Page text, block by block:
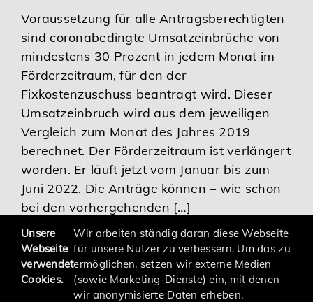
Karriere
Services
Voraussetzung für alle Antragsberechtigten
sind coronabedingte Umsatzeinbrüche von
mindestens 30 Prozent in jedem Monat im
Förderzeitraum, für den der
Fixkostenzuschuss beantragt wird. Dieser
Umsatzeinbruch wird aus dem jeweiligen
Vergleich zum Monat des Jahres 2019
berechnet. Der Förderzeitraum ist verlängert
worden. Er läuft jetzt vom Januar bis zum
Juni 2022. Die Anträge können – wie schon
bei den vorhergehenden […]
Unsere
Webseite
verwendet
Cookies.
Wir arbeiten ständig daran diese Webseite
für unsere Nutzer zu verbessern. Um das zu
ermöglichen, setzen wir externe Medien
(sowie Marketing-Dienste) ein, mit denen
wir anonymisierte Daten erheben.